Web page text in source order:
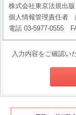
株式会社東京法規出版
個人情報管理責任
電話 03-5977-0555
入力内容をご確認い